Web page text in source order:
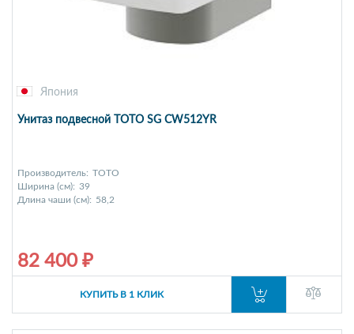
Япония
Унитаз подвесной TOTO SG CW512YR
Производитель: TOTO
Ширина (см): 39
Длина чаши (см): 58,2
82 400 ₽
КУПИТЬ В 1 КЛИК